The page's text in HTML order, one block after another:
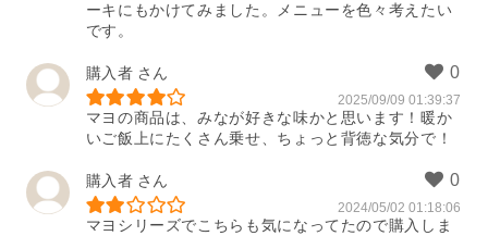
ーキにもかけてみました。メニューを色々考えたい
です。
購入者
2025/09/09 01:39:37
マヨの商品は、みなが好きな味かと思います！暖か
いご飯上にたくさん乗せ、ちょっと背徳な気分で！
購入者
2024/05/02 01:18:06
マヨシリーズでこちらも気になってたので購入しま